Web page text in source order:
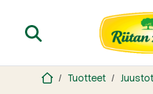
Tuotteet Juustot